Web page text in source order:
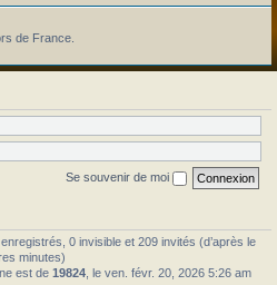
de France.
Se souvenir de moi
0 invisible et 209 invités (d’après le
minutes)
est de 19824 , le ven. févr. 20, 2026 5:26 am